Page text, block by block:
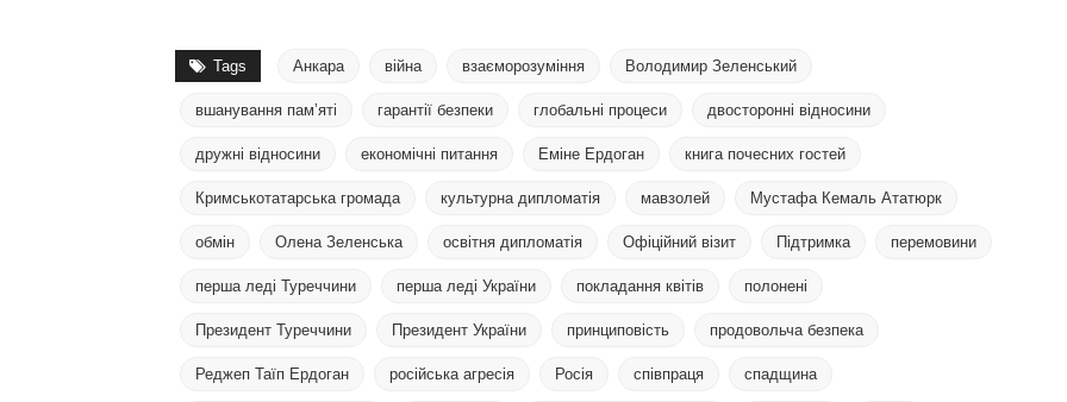
Tags Анкара війна взаєморозуміння Володимир Зеленський
вшанування пам’яті гарантії безпеки глобальні процеси двосторонні відносини
дружні відносини економічні питання Еміне Ердоган книга почесних гостей
Кримськотатарська громада культурна дипломатія мавзолей Мустафа Кемаль Ататюрк
обмін Олена Зеленська освітня дипломатія Офіційний візит Підтримка перемовини
перша леді Туреччини перша леді України покладання квітів полонені
Президент Туреччини Президент України принциповість продовольча безпека
Реджеп Таїп Ердоган російська агресія Росія співпраця спадщина